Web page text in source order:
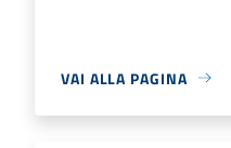
VAI ALLA PAGINA